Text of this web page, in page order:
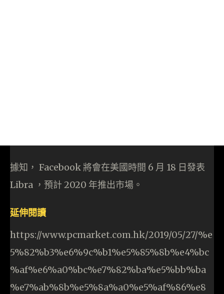
據知， Facebook 將會在美國時間 6 月 18 日發表
Libra ，預計 2020 年推出市場。
延伸閱讀
https://www.pcmarket.com.hk/2019/05/27/%e
5%82%b3%e6%9c%b1%e5%85%8b%e4%bc
%af%e6%a0%bc%e7%82%ba%e5%bb%ba
%e7%ab%8b%e5%8a%a0%e5%af%86%e8